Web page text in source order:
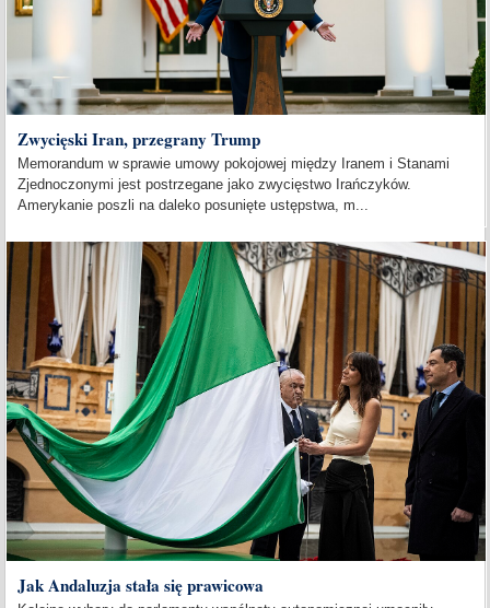
Zwycięski Iran, przegrany Trump
Memorandum w sprawie umowy pokojowej między Iranem i Stanami
Zjednoczonymi jest postrzegane jako zwycięstwo Irańczyków.
Amerykanie poszli na daleko posunięte ustępstwa, m...
Jak Andaluzja stała się prawicowa